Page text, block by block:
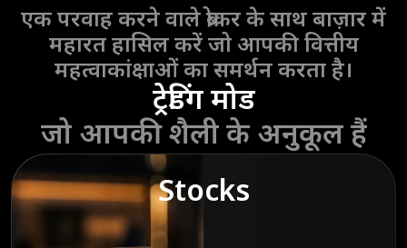
एक परवाह करने वाले ब्रोकर के साथ बाज़ार में
महारत हासिल करें जो आपकी वित्तीय
महत्वाकांक्षाओं का समर्थन करता है।
ट्रेडिंग मोड
जो आपकी शैली के अनुकूल हैं
Stocks